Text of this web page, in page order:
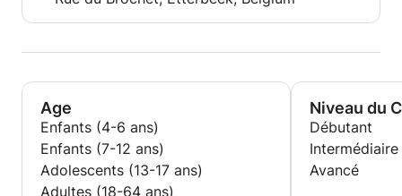
Age
Enfants (4-6 ans)
Enfants (7-12 ans)
Adolescents (13-17 ans)
Adultes (18-64 ans)
Niveau du
Débutant
Intermédiaire
Avancé